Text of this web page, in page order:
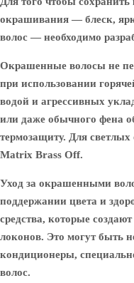
окрашивания — блеск,
волос — необходимо
Окрашенные волосы не
при использовании
водой и агрессивных
или даже обычного фена
термозащиту. Для
Matrix Brass Off.
Уход за окрашенными
поддержании цвета и
средства, которые
локонов. Это могут быть
кондиционеры,
волос.